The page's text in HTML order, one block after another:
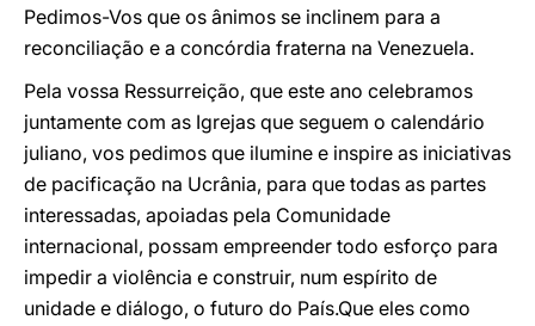
Pedimos-Vos que os ânimos se inclinem para a
reconciliação e a concórdia fraterna na Venezuela.
Pela vossa Ressurreição, que este ano celebramos
juntamente com as Igrejas que seguem o calendário
juliano, vos pedimos que ilumine e inspire as iniciativas
de pacificação na Ucrânia, para que todas as partes
interessadas, apoiadas pela Comunidade
internacional, possam empreender todo esforço para
impedir a violência e construir, num espírito de
unidade e diálogo, o futuro do País.Que eles como